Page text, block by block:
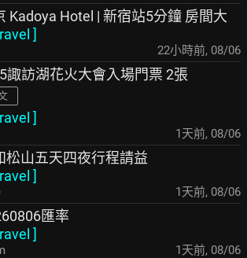
Kadoya Hotel | 新宿站5分鐘 房間大
]
22小時前, 08/06
諏訪湖花火大會入場門票 2張
]
1天前, 08/06
松山五天四夜行程請益
]
1天前, 08/06
匯率
]
1天前, 08/06